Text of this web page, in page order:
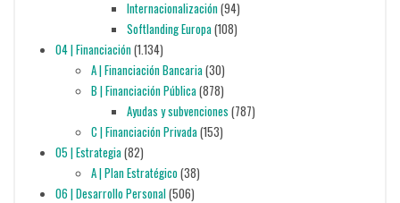
Internacionalización(94)
Softlanding Europa(108)
04 | Financiación(1.134)
A | Financiación Bancaria(30)
B | Financiación Pública(878)
Ayudas y subvenciones (787)
C | Financiación Privada(153)
05 | Estrategia(82)
A | Plan Estratégico(38)
06 | Desarrollo Personal(506)